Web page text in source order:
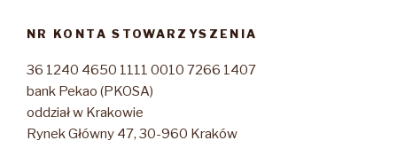
NR KONTA STOWARZYSZENIA
36 1240 4650 1111 0010 7266 1407
bank Pekao (PKOSA)
oddział w Krakowie
Rynek Główny 47, 30-960 Kraków